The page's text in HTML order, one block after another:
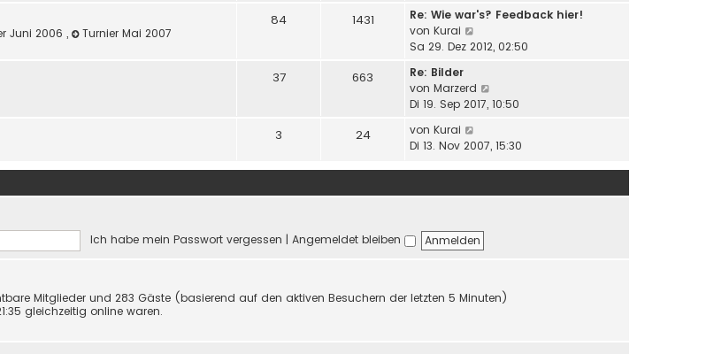
gi
r
g
e
t
B
e
t
g
Juni 2006 , Turnier Mai 2007
84 1431
Re: Wie war's? Feedback hier!
von Kurai
e
s
t
r
e
a
g
Sa 29. Dez 2012, 02:50
37 663
Re: Bilder
von Marzerd
e
s
t
r
a
Di 19. Sep 2017, 10:50
3 24 von Kurai
e
s
r
t
Di 13. Nov 2007, 15:30
Ich habe mein Passwort vergessen | Angemeldet bleiben
Mitglieder und 283 Gäste (basierend auf den aktiven Besuchern der letzten 5 Minuten)
gleichzeitig online waren.